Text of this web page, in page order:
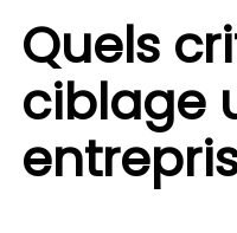
Quels
ciblage